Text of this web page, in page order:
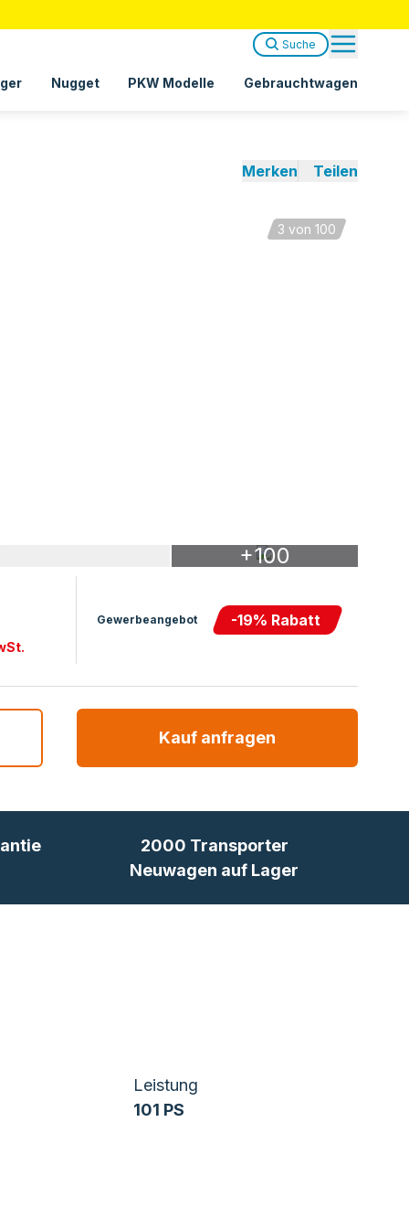
Nugget PKW Modelle Gebrauchtwagen
Suche
Merken Teilen
3 von 100
+100
Gewerbeangebot -19% Rabatt
Kauf anfragen
2000 Transporter
Neuwagen auf Lager
Leistung
101 PS